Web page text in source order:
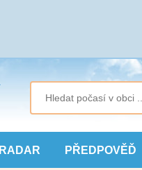
RADAR PŘEDPOVĚĎ